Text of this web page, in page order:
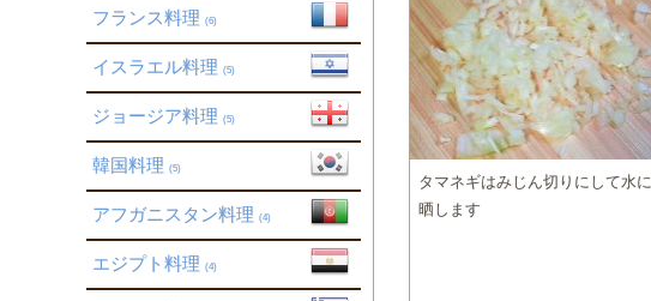
フランス料理 (6)
イスラエル料理 (5)
ジョージア料理 (5)
韓国料理 (5)
アフガニスタン料理 (4)
エジプト料理 (4)
タマネギはみじん切りにして水に
晒します